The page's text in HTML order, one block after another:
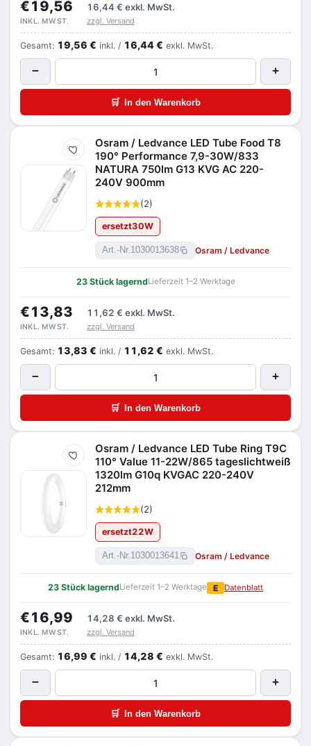
€19,56 16,44 € exkl. MwSt.
INKL. MWST. zzgl. Versand
Gesamt: 19,56 € inkl. / 16,44 € exkl. MwSt.
− +
🛒 In den Warenkorb
Merken
Osram / Ledvance LED Tube Food T8
190° Performance 7,9-30W/833
NATURA 750lm G13 KVG AC 220-
240V 900mm
(2)
ersetzt30W
Art.-Nr.1030013638 Osram / Ledvance
23 Stück lagerndLieferzeit 1–2 Werktage
€13,83 11,62 € exkl. MwSt.
INKL. MWST. zzgl. Versand
Gesamt: 13,83 € inkl. / 11,62 € exkl. MwSt.
− +
🛒 In den Warenkorb
Merken
Osram / Ledvance LED Tube Ring T9C
110° Value 11-22W/865 tageslichtweiß
1320lm G10q KVGAC 220-240V
212mm
(2)
ersetzt22W
Art.-Nr.1030013641 Osram / Ledvance
23 Stück lagerndLieferzeit 1–2 Werktage E Datenblatt
€16,99 14,28 € exkl. MwSt.
INKL. MWST. zzgl. Versand
Gesamt: 16,99 € inkl. / 14,28 € exkl. MwSt.
− +
🛒 In den Warenkorb